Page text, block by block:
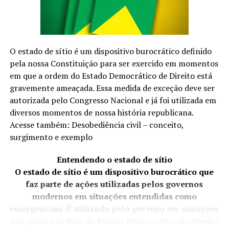
acima do joelho, braços, colo etc…
Como se realiza?
Sob anestesia tópica (creme anestésico) ou anestesia
local.
Recuperação
Pequenas marcas na pele que recuperam em poucos
dias.
Garimpo e omissão do governo levaram à tragédia
humanitária do povo Yanomami
traria angústia e aflição.
Protocolado em 2023, o texto de Crivella foi,
inicialmente, apelidade de “anistia light” por abarcar
apenas manifestantes que se envolveram nos atos de 8
de Janeiro e não depredaram patrimônio público nem
atacaram policiais. Após a condenação de Bolsonaro e de
aliados do ex-presidente, o texto ganhou uma nova
discussão na Câmara…
BRASIL DAS INJUSTIÇAS… E O POVO PAGA A CONTA.
O estado de sítio é um dispositivo burocrático definido
pela nossa Constituição para ser exercido em momentos
em que a ordem do Estado Democrático de Direito está
gravemente ameaçada. Essa medida de exceção deve ser
autorizada pelo Congresso Nacional e já foi utilizada em
diversos momentos de nossa história republicana.
Acesse também: Desobediência civil – conceito,
surgimento e exemplo
Entendendo o estado de sítio
O estado de sítio é um dispositivo burocrático que
faz parte de ações utilizadas pelos governos
modernos em situações entendidas como
emergenciais. É utilizado pelo governo em situações